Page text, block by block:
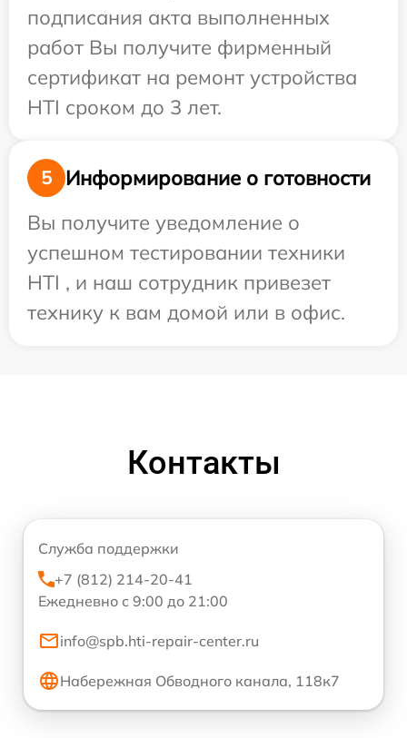
подписания акта выполненных
работ Вы получите фирменный
сертификат на ремонт устройства
HTI сроком до 3 лет.
5
Информирование о готовности
Вы получите уведомление о
успешном тестировании техники
HTI , и наш сотрудник привезет
технику к вам домой или в офис.
Контакты
Служба поддержки
+7 (812) 214-20-41
Ежедневно с 9:00 до 21:00
info@spb.hti-repair-center.ru
Набережная Обводного канала, 118к7